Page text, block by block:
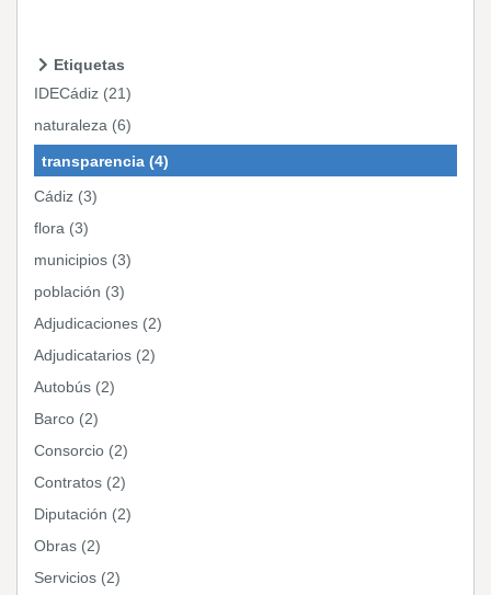
Etiquetas
IDECádiz (21)
naturaleza (6)
transparencia (4)
Cádiz (3)
flora (3)
municipios (3)
población (3)
Adjudicaciones (2)
Adjudicatarios (2)
Autobús (2)
Barco (2)
Consorcio (2)
Contratos (2)
Diputación (2)
Obras (2)
Servicios (2)